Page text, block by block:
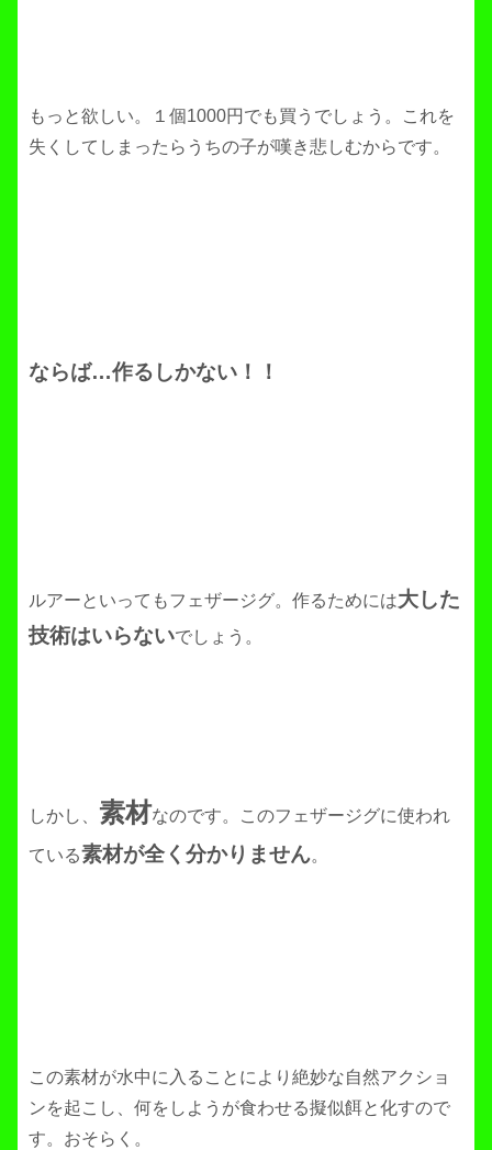
もっと欲しい。１個1000円でも買うでしょう。これを
失くしてしまったらうちの子が嘆き悲しむからです。
ならば…作るしかない！！
ルアーといってもフェザージグ。作るためには大した
技術はいらないでしょう。
しかし、 素材なのです。このフェザージグに使われ
ている素材が全く分かりません。
この素材が水中に入ることにより絶妙な自然アクショ
ンを起こし、何をしようが食わせる擬似餌と化すので
す。おそらく。